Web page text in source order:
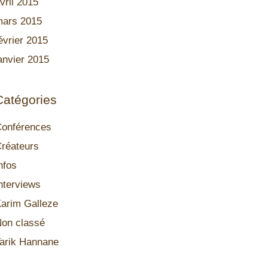
2015
2015
2015
Galleze
classé
Hannane